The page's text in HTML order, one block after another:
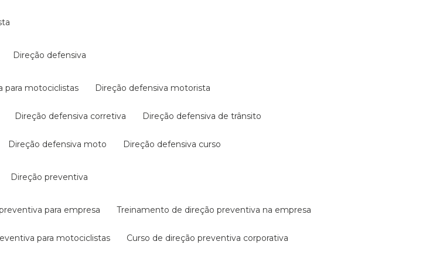
direção defensiva
para motociclistas direção defensiva motorista
direção defensiva corretiva direção defensiva de trânsito
direção defensiva moto direção defensiva curso
direção preventiva
para empresa treinamento de direção preventiva na empresa
para motociclistas curso de direção preventiva corporativa